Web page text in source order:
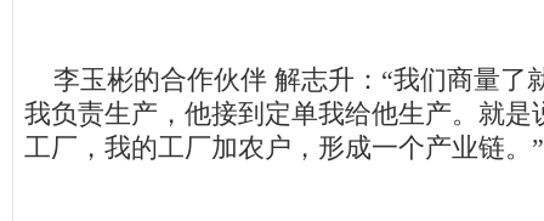
李玉彬的合作伙伴 解志升：“我们商量了
我负责生产，他接到定单我给他生产。就是
工厂，我的工厂加农户，形成一个产业链。”